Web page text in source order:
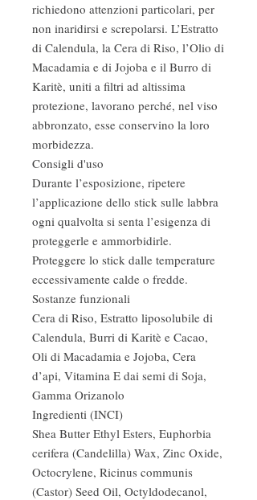
richiedono attenzioni particolari, per
non inaridirsi e screpolarsi. L’Estratto
di Calendula, la Cera di Riso, l’Olio di
Macadamia e di Jojoba e il Burro di
Karitè, uniti a filtri ad altissima
protezione, lavorano perché, nel viso
abbronzato, esse conservino la loro
morbidezza.
Consigli d'uso
Durante l’esposizione, ripetere
l’applicazione dello stick sulle labbra
ogni qualvolta si senta l’esigenza di
proteggerle e ammorbidirle.
Proteggere lo stick dalle temperature
eccessivamente calde o fredde.
Sostanze funzionali
Cera di Riso, Estratto liposolubile di
Calendula, Burri di Karitè e Cacao,
Oli di Macadamia e Jojoba, Cera
d’api, Vitamina E dai semi di Soja,
Gamma Orizanolo
Ingredienti (INCI)
Shea Butter Ethyl Esters, Euphorbia
cerifera (Candelilla) Wax, Zinc Oxide,
Octocrylene, Ricinus communis
(Castor) Seed Oil, Octyldodecanol,